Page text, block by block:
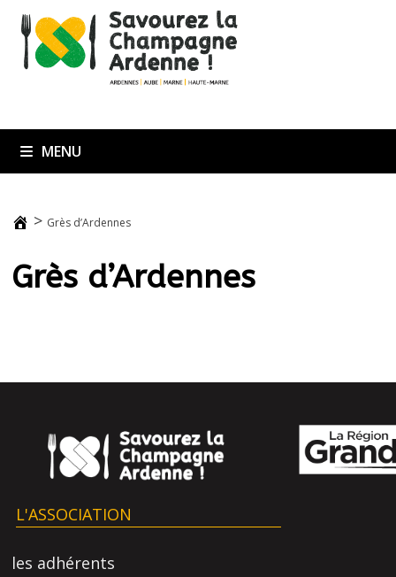
Passer
contenu
MENU
> Grès d’Ardennes
Grès d’Ardennes
L'ASSOCIATION
les adhérents